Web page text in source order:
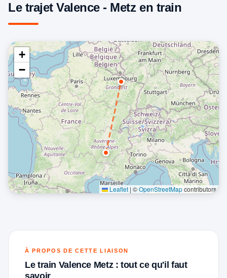
Le trajet Valence - Metz en train
+
−
Leaflet | ©OpenStreetMapcontributors
À PROPOS DE CETTE LIAISON
Le train Valence Metz : tout ce qu'il faut
savoir